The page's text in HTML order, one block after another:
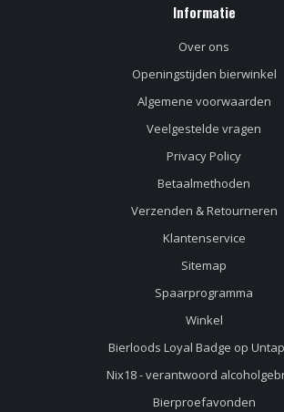
dus ga zo door.
Informatie
Over ons
Openingstijden bierwinkel
Algemene voorwaarden
Veelgestelde vragen
Privacy Policy
Betaalmethoden
Verzenden & Retourneren
Klantenservice
Sitemap
Spaarprogramma
Winkel
Bierloods Loyal Badge op
Nix18 - verantwoord
Bierproefavonden